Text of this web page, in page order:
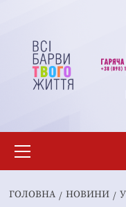
вмісту
меню
ГОЛОВНА НОВИНИ